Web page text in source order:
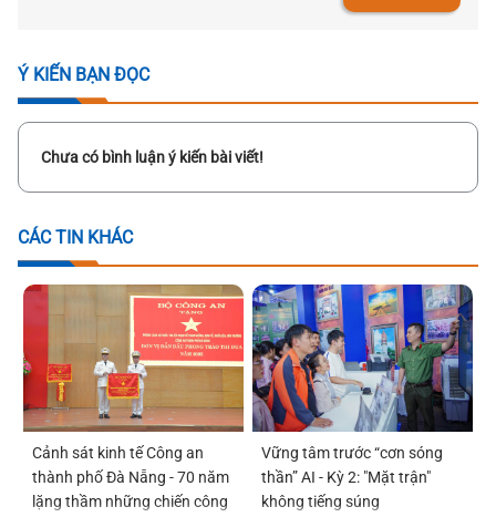
Ý KIẾN BẠN ĐỌC
Chưa có bình luận ý kiến bài viết!
CÁC TIN KHÁC
Cảnh sát kinh tế Công an
thành phố Đà Nẵng - 70 năm
lặng thầm những chiến công
Vững tâm trước “cơn sóng
thần” AI - Kỳ 2: "Mặt trận"
không tiếng súng